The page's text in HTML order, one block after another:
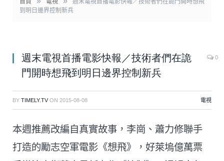
首頁 電視
週末電視首播電影快報／技術者們在詭門開時想飛
到明日邊界控制新兵
週末電視首播電影快報／技術者們在詭
門開時想飛到明日邊界控制新兵
0
BY TIMELY.TV ON 2015-08-08 電視
本週推薦改編自真實故事，李崗、蕭力修聯手
打造的勵志空軍電影《想飛》，好萊塢億萬票